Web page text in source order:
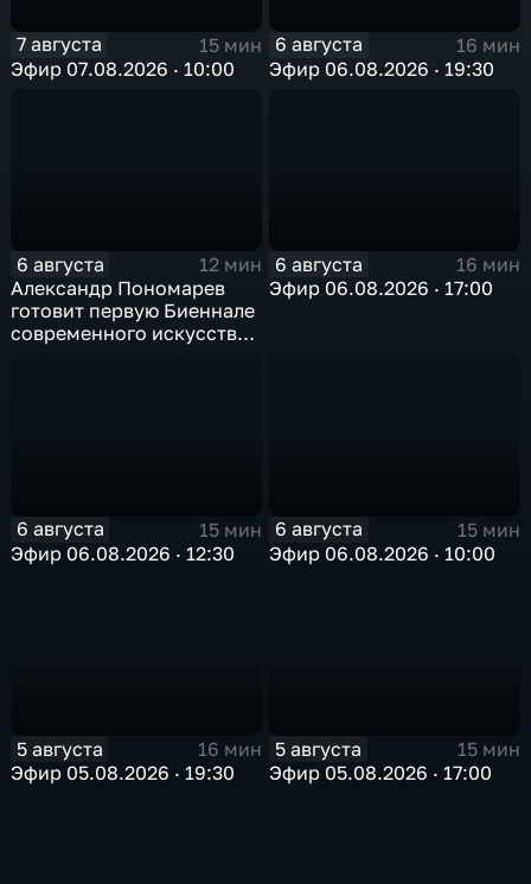
7 августа
15 мин
Эфир 07.08.2026 · 10:00
6 августа
16 мин
Эфир 06.08.2026 · 19:30
6 августа
12 мин
Александр Пономарев
готовит первую Биеннале
современного искусства
6 августа
16 мин
Эфир 06.08.2026 · 17:00
6 августа
15 мин
Эфир 06.08.2026 · 12:30
6 августа
15 мин
Эфир 06.08.2026 · 10:00
5 августа
16 мин
Эфир 05.08.2026 · 19:30
5 августа
15 мин
Эфир 05.08.2026 · 17:00